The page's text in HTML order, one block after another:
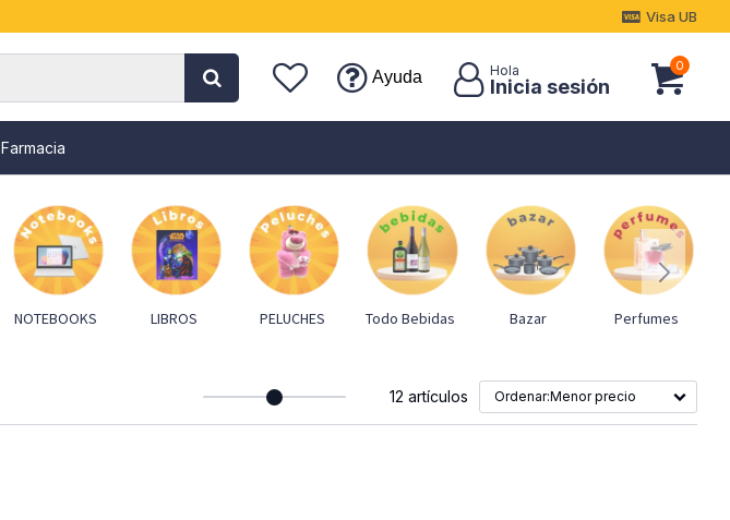
Farmacia
Ayuda
0
Visa UB
NOTEBOOKS LIBROS PELUCHES Todo Bebidas Bazar Perfumes
12 artículos Menor precio